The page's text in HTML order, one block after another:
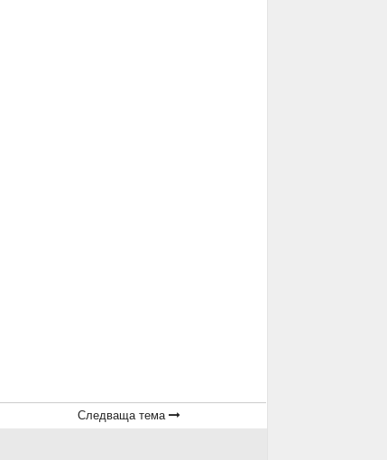
Следваща тема